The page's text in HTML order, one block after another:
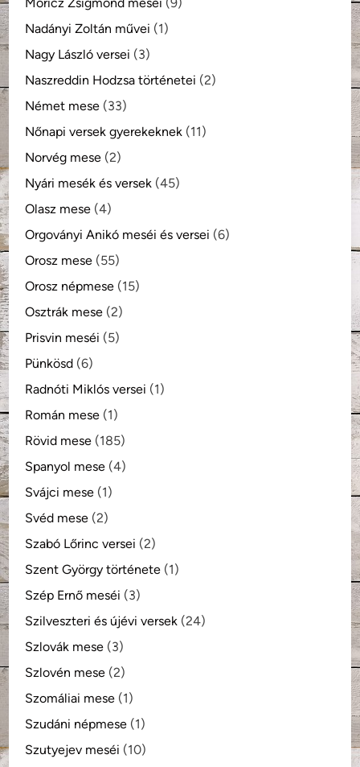
Nadányi Zoltán művei (1)
Nagy László versei (3)
Naszreddin Hodzsa történetei (2)
Német mese (33)
Nőnapi versek gyerekeknek (11)
Norvég mese (2)
Nyári mesék és versek (45)
Olasz mese (4)
Orgoványi Anikó meséi és versei (6)
Orosz mese (55)
Orosz népmese (15)
Osztrák mese (2)
Prisvin meséi (5)
Pünkösd (6)
Radnóti Miklós versei (1)
Román mese (1)
Rövid mese (185)
Spanyol mese (4)
Svájci mese (1)
Svéd mese (2)
Szabó Lőrinc versei (2)
Szent György története (1)
Szép Ernő meséi (3)
Szilveszteri és újévi versek (24)
Szlovák mese (3)
Szlovén mese (2)
Szomáliai mese (1)
Szudáni népmese (1)
Szutyejev meséi (10)